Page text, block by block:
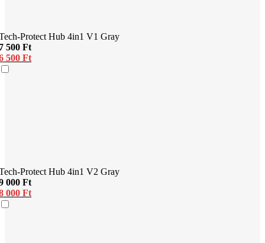
Protect Hub 4in1 V1 Gray
500 Ft
500 Ft
Protect Hub 4in1 V2 Gray
000 Ft
000 Ft